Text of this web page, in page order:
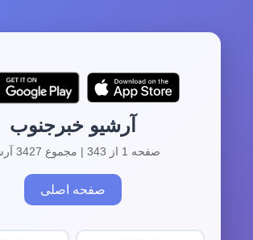
آرشیو خبرجنوب
صفحه 1 از 343 | مجموع 3427 آرشیو
صفحه اصلی